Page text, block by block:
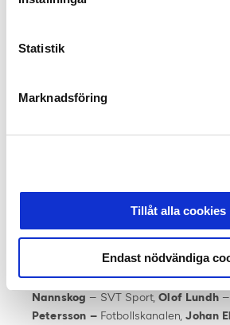
Statistik
Marknadsföring
Tillåt alla cookies
Endast nödvändiga
de spelare som gjort bäst ifrån sig i
I anslutning till Allsvenskans Stora
årets domarvän.
Följande personer ingåri 2022 års
Jens Fjellström–
Discovery,Daniel Kristoffersson–
– Aftonbladet,Anel Avdic–
Expressen,Therese Strömberg–
Nannskog – SVT Sport,Olof Lundh–
Petersson –Fotbollskanalen,Johan